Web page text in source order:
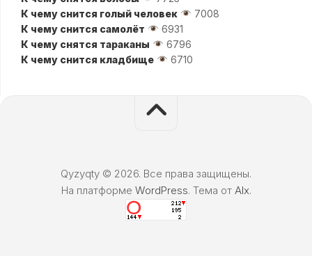
К чему снится голый человек
7008
К чему снится самолёт
6931
К чему снятся тараканы
6796
К чему снится кладбище
6710
Qyzyqty © 2026. Все права защищены.
На платформе WordPress. Тема от Alx.